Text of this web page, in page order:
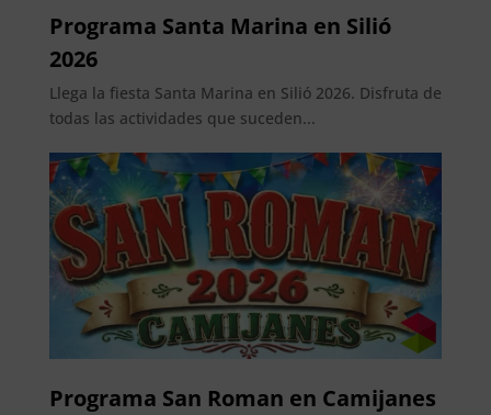
Programa Santa Marina en Silió
2026
Llega la fiesta Santa Marina en Silió 2026. Disfruta de
todas las actividades que suceden...
Programa San Roman en Camijanes